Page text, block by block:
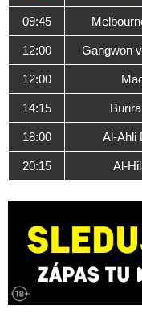
09:45
12:00 Gangwon
12:00
14:15
18:00 Al-Ahli
20:15 Al-